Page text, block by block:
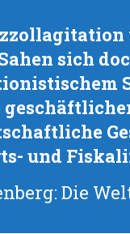
sich
und
Die